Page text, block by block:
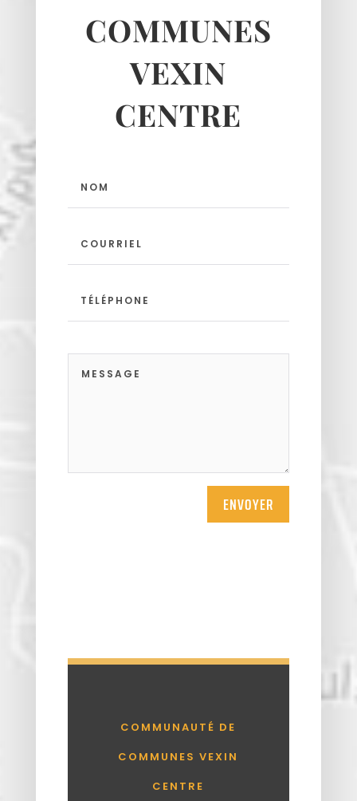
Seraincourt
Themericourt
Theuville
Us
COMMUNES
VEXIN
CENTRE
ENVOYER
COMMUNAUTÉ DE
COMMUNES VEXIN
CENTRE